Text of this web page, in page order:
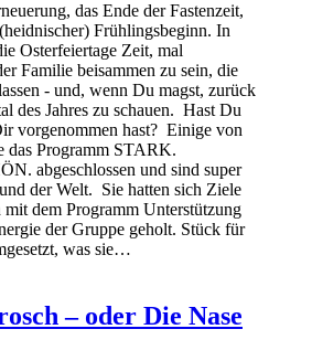
das Ende der Fastenzeit,
Frühlingsbeginn. In
Osterfeiertage Zeit, mal
Familie beisammen zu sein, die
- und, wenn Du magst, zurück
des Jahres zu schauen. Hast Du
vorgenommen hast? Einige von
das Programm STARK.
abgeschlossen und sind super
der Welt. Sie hatten sich Ziele
mit dem Programm Unterstützung
der Gruppe geholt. Stück für
was sie…
– oder Die Nase